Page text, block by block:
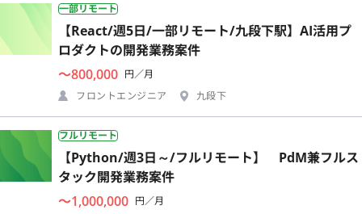
一部リモート
【React/週5日/一部リモート/九段下駅】AI活用プ
ロダクトの開発業務案件
〜800,000 円／月
フロントエンジニア
九段下
フルリモート
【Python/週3日～/フルリモート】 PdM兼フルス
タック開発業務案件
〜1,000,000 円／月